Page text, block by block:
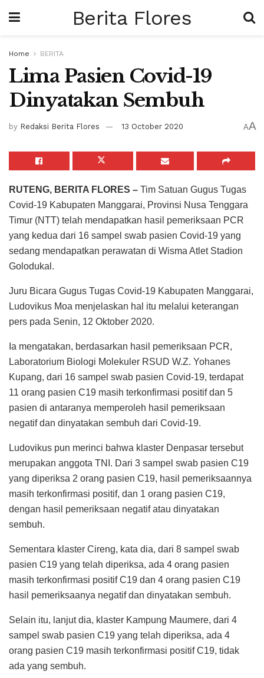
Berita Flores
Home BERITA
Lima Pasien Covid-19
Dinyatakan Sembuh
by Redaksi Berita Flores 13 October 2020 AA
RUTENG, BERITA FLORES – Tim Satuan Gugus Tugas
Covid-19 Kabupaten Manggarai, Provinsi Nusa Tenggara
Timur (NTT) telah mendapatkan hasil pemeriksaan PCR
yang kedua dari 16 sampel swab pasien Covid-19 yang
sedang mendapatkan perawatan di Wisma Atlet Stadion
Golodukal.
Juru Bicara Gugus Tugas Covid-19 Kabupaten Manggarai,
Ludovikus Moa menjelaskan hal itu melalui keterangan
pers pada Senin, 12 Oktober 2020.
Ia mengatakan, berdasarkan hasil pemeriksaan PCR,
Laboratorium Biologi Molekuler RSUD W.Z. Yohanes
Kupang, dari 16 sampel swab pasien Covid-19, terdapat
11 orang pasien C19 masih terkonfirmasi positif dan 5
pasien di antaranya memperoleh hasil pemeriksaan
negatif dan dinyatakan sembuh dari Covid-19.
Ludovikus pun merinci bahwa klaster Denpasar tersebut
merupakan anggota TNI. Dari 3 sampel swab pasien C19
yang diperiksa 2 orang pasien C19, hasil pemeriksaannya
masih terkonfirmasi positif, dan 1 orang pasien C19,
dengan hasil pemeriksaan negatif atau dinyatakan
sembuh.
Sementara klaster Cireng, kata dia, dari 8 sampel swab
pasien C19 yang telah diperiksa, ada 4 orang pasien
masih terkonfirmasi positif C19 dan 4 orang pasien C19
hasil pemeriksaanya negatif dan dinyatakan sembuh.
Selain itu, lanjut dia, klaster Kampung Maumere, dari 4
sampel swab pasien C19 yang telah diperiksa, ada 4
orang pasien C19 masih terkonfirmasi positif C19, tidak
ada yang sembuh.